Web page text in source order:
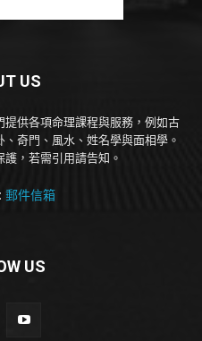
US
供各項命理課程與服務，例如古
奇門、風水、姓名學與面相學。
，若需引用請告知。
郵件信箱
US